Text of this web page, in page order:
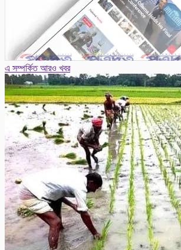
এ সম্পর্কিত আরও খবর